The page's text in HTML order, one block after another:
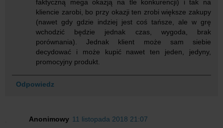
faktyczną mega okazją na tle konkurencji) i tak na
kliencie zarobi, bo przy okazji ten zrobi większe zakupy
(nawet gdy gdzie indziej jest coś tańsze, ale w grę
wchodzić będzie jednak czas, wygoda, brak
porównania). Jednak klient może sam siebie
decydować i może kupić nawet ten jeden, jedyny,
promocyjny produkt.
Odpowiedz
Anonimowy 11 listopada 2018 21:07